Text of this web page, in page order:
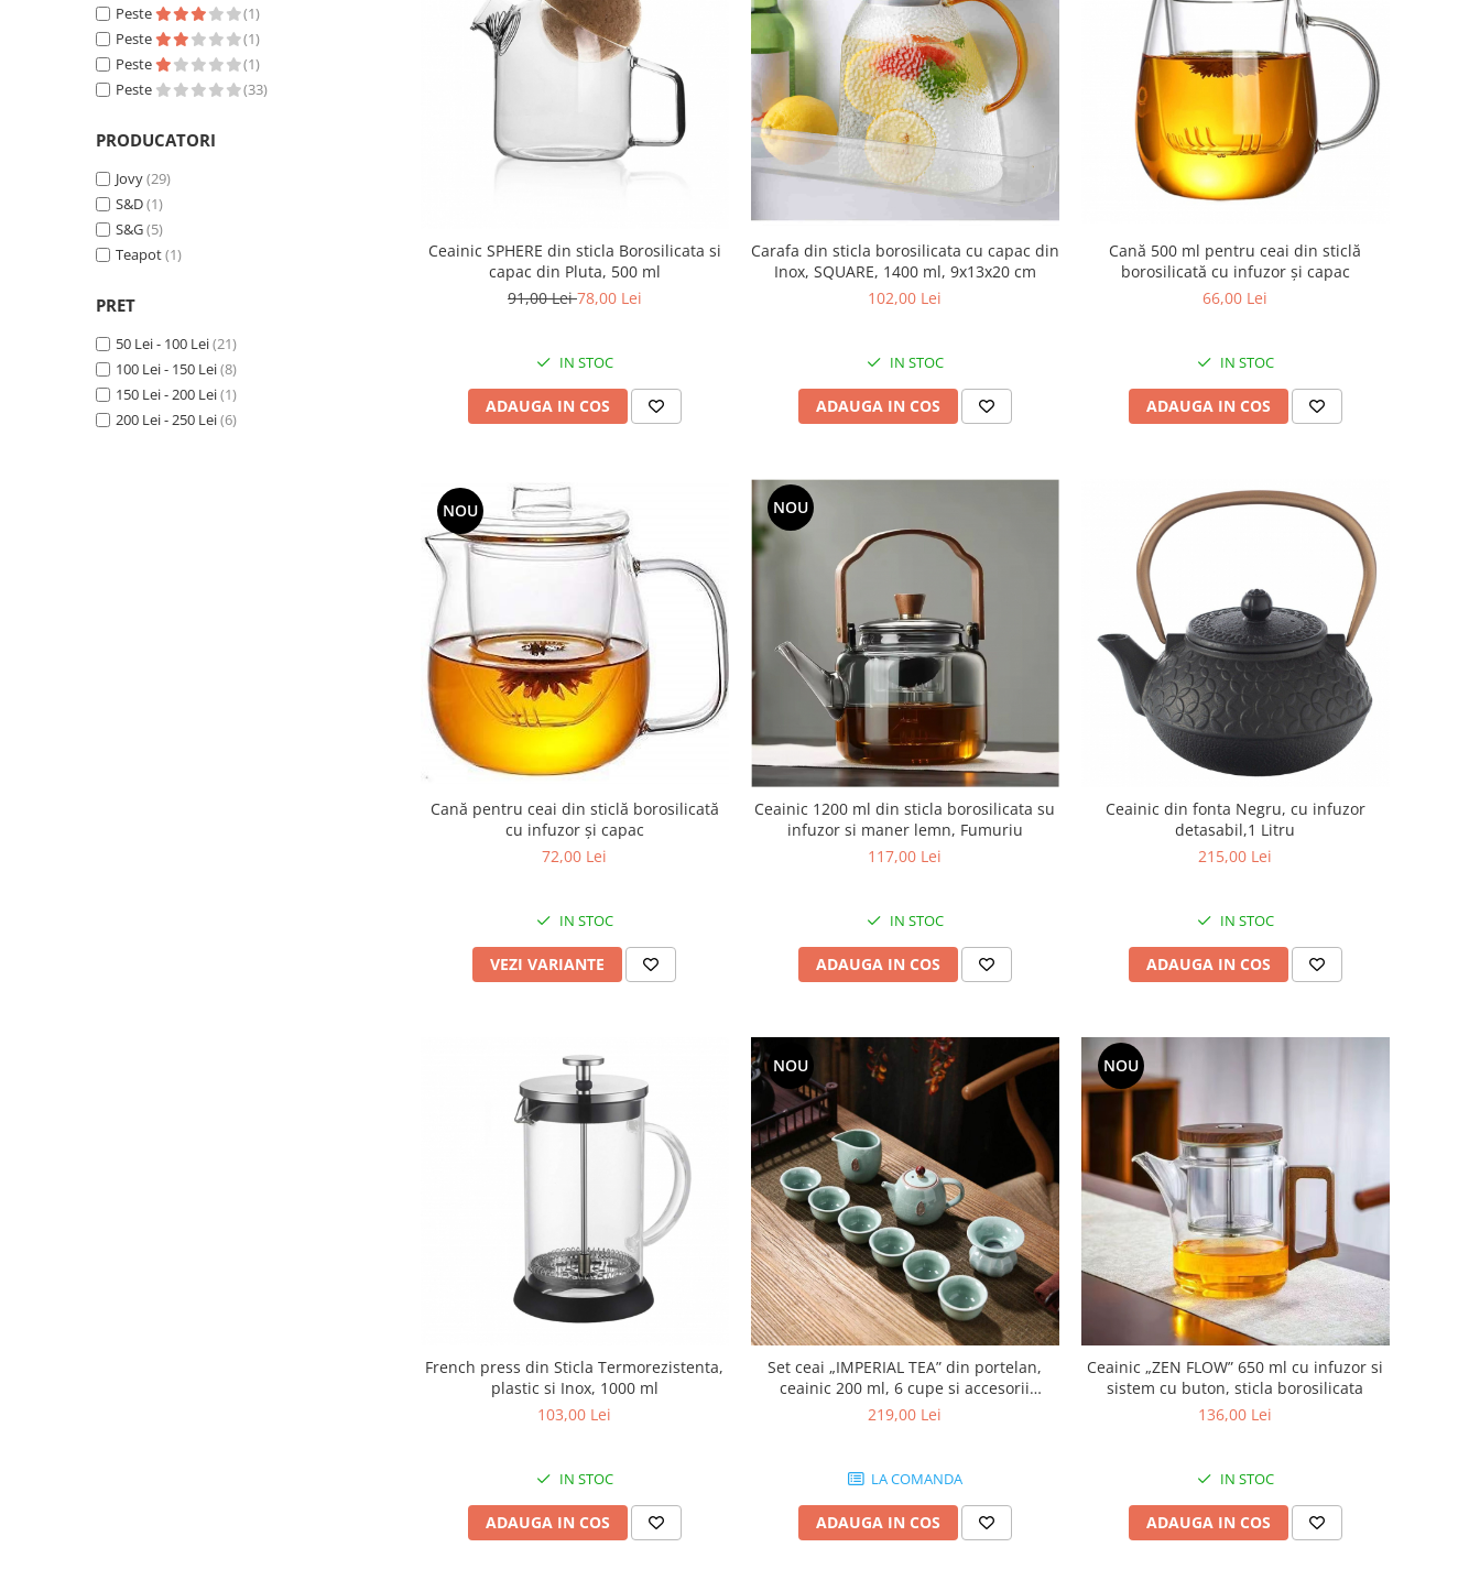
Peste
(1)
Peste
(1)
Peste
(1)
Peste
(33)
PRODUCATORI
Jovy(29)
S&D(1)
S&G(5)
Teapot(1)
PRET
50 Lei - 100 Lei(21)
100 Lei - 150 Lei(8)
150 Lei - 200 Lei(1)
200 Lei - 250 Lei(6)
Ceainic SPHERE din sticla Borosilicata si
capac din Pluta, 500 ml
91,00 Lei78,00 Lei
IN STOC
ADAUGA IN COS
Carafa din sticla borosilicata cu capac din
Inox, SQUARE, 1400 ml, 9x13x20 cm
102,00 Lei
IN STOC
ADAUGA IN COS
Cană 500 ml pentru ceai din sticlă
borosilicată cu infuzor și capac
66,00 Lei
IN STOC
ADAUGA IN COS
NOU
Cană pentru ceai din sticlă borosilicată
cu infuzor și capac
72,00 Lei
IN STOC
VEZI VARIANTE
NOU
Ceainic 1200 ml din sticla borosilicata su
infuzor si maner lemn, Fumuriu
117,00 Lei
IN STOC
ADAUGA IN COS
Ceainic din fonta Negru, cu infuzor
detasabil,1 Litru
215,00 Lei
IN STOC
ADAUGA IN COS
French press din Sticla Termorezistenta,
plastic si Inox, 1000 ml
103,00 Lei
IN STOC
ADAUGA IN COS
NOU
Set ceai „IMPERIAL TEA” din portelan,
ceainic 200 ml, 6 cupe si accesorii
incluse, Turcoaz
219,00 Lei
LA COMANDA
ADAUGA IN COS
NOU
Ceainic „ZEN FLOW” 650 ml cu infuzor si
sistem cu buton, sticla borosilicata
136,00 Lei
IN STOC
ADAUGA IN COS